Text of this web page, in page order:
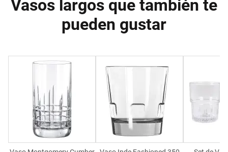
Vasos largos que también te
pueden gustar